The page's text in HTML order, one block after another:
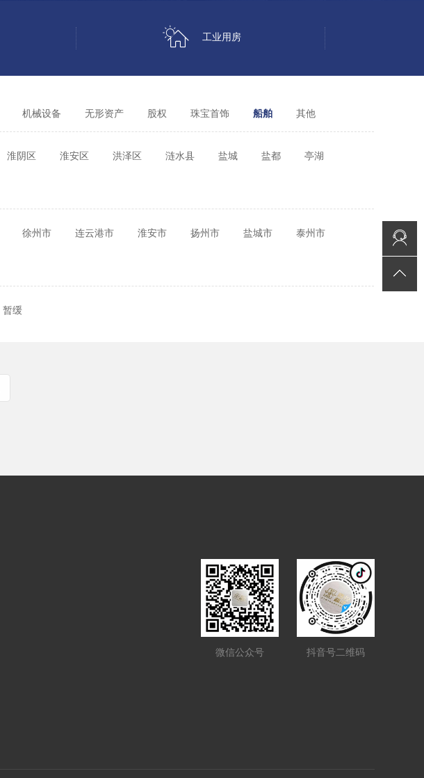
工业用房
机械设备 无形资产 股权 珠宝首饰 船舶 其他
淮阴区 淮安区 洪泽区 涟水县 盐城 盐都 亭湖
徐州市 连云港市 淮安市 扬州市 盐城市 泰州市
暂缓
微信公众号 抖音号二维码
在线咨询
返回顶部